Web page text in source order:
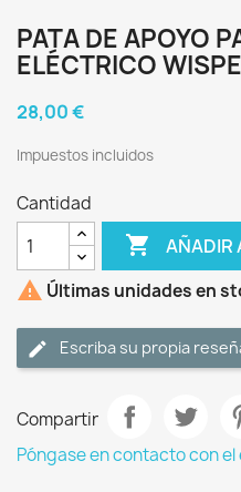
PATA DE APOYO
ELÉCTRICO
28,00 €
Impuestos incluidos
Cantidad
 AÑADIR
 Últimas unidades en
Escriba su propia
Compartir
Póngase en contacto con